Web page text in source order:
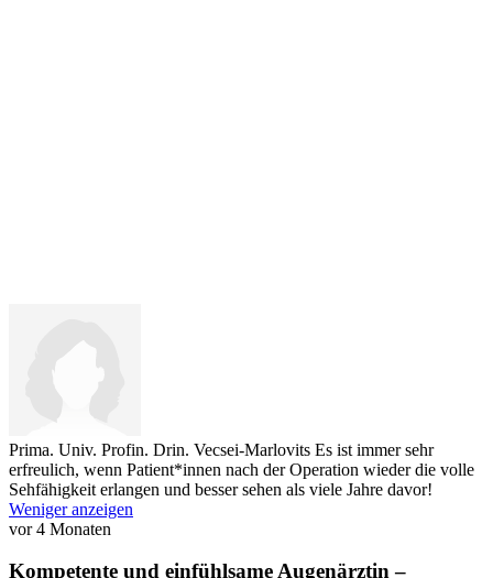
Prima. Univ. Profin. Drin. Vecsei-Marlovits Es ist immer sehr
erfreulich, wenn Patient*innen nach der Operation wieder die volle
Sehfähigkeit erlangen und besser sehen als viele Jahre davor!
Weniger anzeigen
vor 4 Monaten
Kompetente und einfühlsame Augenärztin –